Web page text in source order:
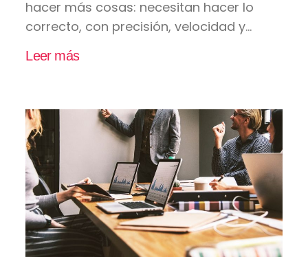
hacer más cosas: necesitan hacer lo
correcto, con precisión, velocidad y...
Leer más